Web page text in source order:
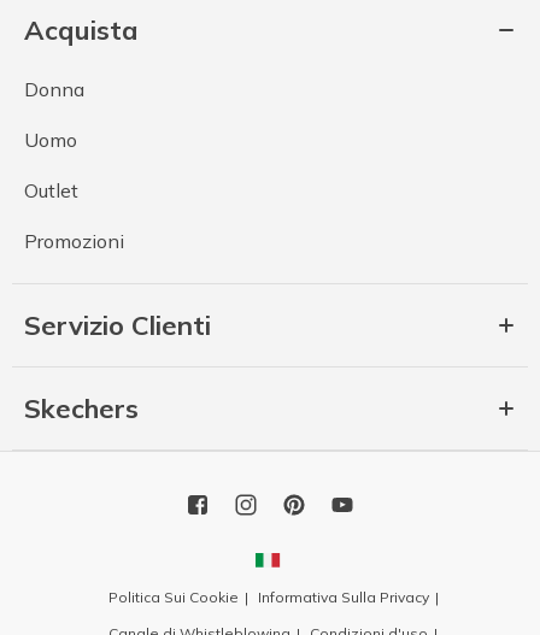
Acquista
Donna
Uomo
Outlet
Promozioni
Servizio Clienti
Skechers
Politica Sui Cookie
Informativa Sulla Privacy